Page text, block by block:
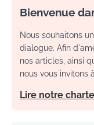
Bienvenue
Nous souhaitons
dialogue. Afin
nos articles, ainsi
nous vous invitons
Lire notre charte